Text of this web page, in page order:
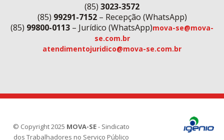
(85) 3023-3572
(85) 99291-7152– Recepção (WhatsApp)
(85) 99800-0113 – Jurídico (WhatsApp)mova-se@mova-
se.com.br
atendimentojuridico@mova-se.com.br
© Copyright 2025 MOVA-SE- Sindicato
dos Trabalhadores no Serviço Público